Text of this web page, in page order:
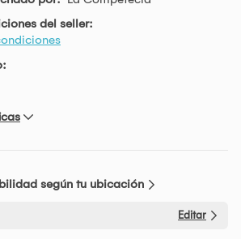
del seller:
según tu ubicación
Editar